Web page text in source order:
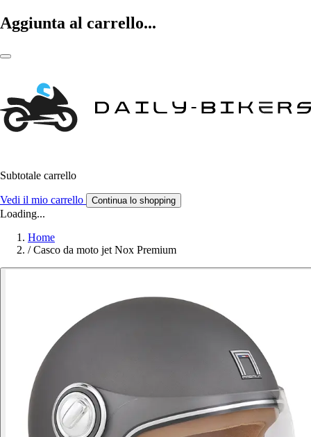
Aggiunta al carrello...
Subtotale carrello
Vedi il mio carrello Continua lo shopping
Loading...
Home
/ Casco da moto jet Nox Premium